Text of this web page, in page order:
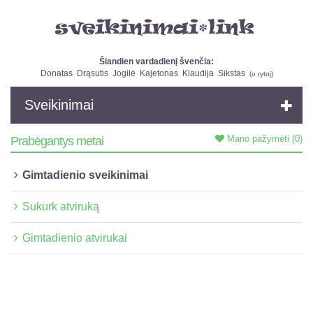
Šiandien vardadienį švenčia:
Donatas
Drąsutis Jogilė Kajetonas Klaudija Sikstas (o rytoj)
Sveikinimai
Mano pažymėti (0)
Prabėgantys metai
Gimtadienio sveikinimai
Sukurk atviruką
Gimtadienio atvirukai